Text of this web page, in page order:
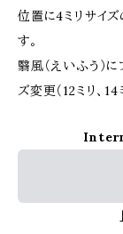
位置に4ミリサイズ
す。
翳風（えいふう）
ズ変更（12ミリ、